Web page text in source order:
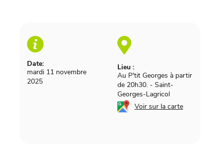
Date:
mardi 11 novembre
2025
Lieu :
Au P'tit Georges à partir
de 20h30. - Saint-
Georges-Lagricol
Voir sur la carte